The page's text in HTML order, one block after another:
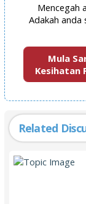
Mencegah
Adakah anda
Mula
Kesihatan
Related